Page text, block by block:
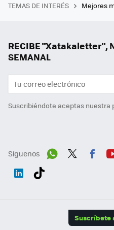
TEMAS DE INTERÉS Mejores
RECIBE "Xatakaletter",
SEMANAL
Suscribiéndote aceptas nuestra
Síguenos
Suscríbete